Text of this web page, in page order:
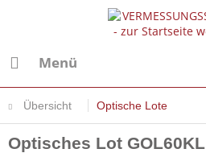
Menü
Übersicht Optische Lote
Optisches Lot GOL60KL